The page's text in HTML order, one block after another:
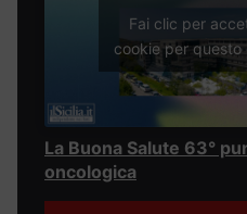
Fai clic per
cookie per questo
La Buona Salute 63°
oncologica